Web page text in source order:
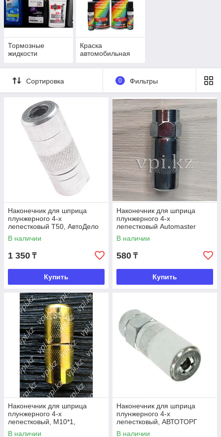
Тормозные
жидкости
Краска
автомобильная
Сортировка 0 Фильтры
Наконечник для шприца
плунжерного 4-х
лепестковый Т50, АвтоДело
В наличии
1 350 ₸
Купить
Наконечник для шприца
плунжерного 4-х
лепестковый Automaster
В наличии
580 ₸
Купить
Наконечник для шприца
плунжерного 4-х
лепестковый, М10*1,
PRESSOL
В наличии
Наконечник для шприца
плунжерного 4-х
лепестковый, АВТОТОРГ
В наличии